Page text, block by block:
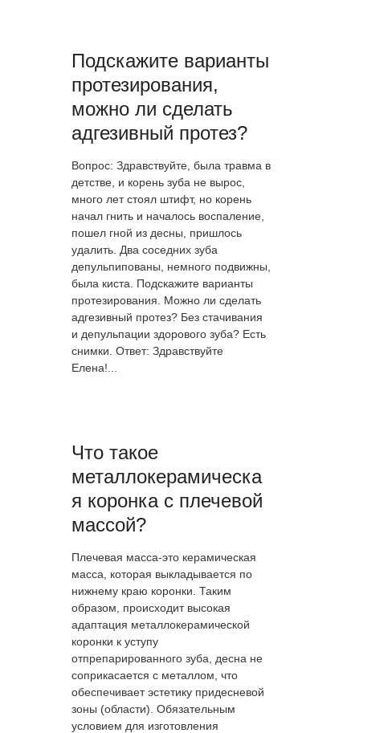
Подскажите варианты
протезирования,
можно ли сделать
адгезивный протез?
Вопрос: Здравствуйте, была травма в
детстве, и корень зуба не вырос,
много лет стоял штифт, но корень
начал гнить и началось воспаление,
пошел гной из десны, пришлось
удалить. Два соседних зуба
депульпипованы, немного подвижны,
была киста. Подскажите варианты
протезирования. Можно ли сделать
адгезивный протез? Без стачивания
и депульпации здорового зуба? Есть
снимки. Ответ: Здравствуйте
Елена!...
Что такое
металлокерамическа
я коронка с плечевой
массой?
Плечевая масса-это керамическая
масса, которая выкладывается по
нижнему краю коронки. Таким
образом, происходит высокая
адаптация металлокерамической
коронки к уступу
отпрепарированного зуба, десна не
соприкасается с металлом, что
обеспечивает эстетику придесневой
зоны (области). Обязательным
условием для изготовления